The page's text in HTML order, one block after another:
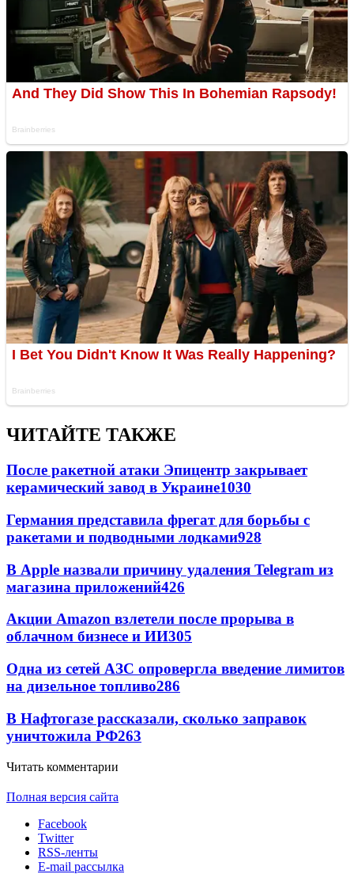
ЧИТАЙТЕ ТАКЖЕ
После ракетной атаки Эпицентр закрывает
керамический завод в Украине1030
Германия представила фрегат для борьбы с
ракетами и подводными лодками928
В Apple назвали причину удаления Telegram из
магазина приложений426
Акции Amazon взлетели после прорыва в
облачном бизнесе и ИИ305
Одна из сетей АЗС опровергла введение лимитов
на дизельное топливо286
В Нафтогазе рассказали, сколько заправок
уничтожила РФ263
Читать комментарии
Полная версия сайта
Facebook
Twitter
RSS-ленты
E-mail рассылка